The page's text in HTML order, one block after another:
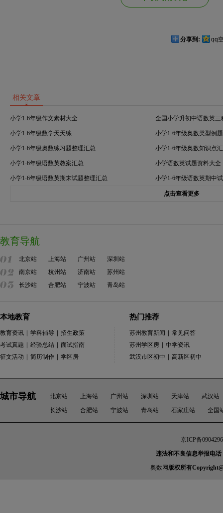
分享到: qq
相关文章
小学1-6年级作文素材大全 全国小学升初中语数英三
小学1-6年级数学天天练 小学1-6年级奥数类型例
小学1-6年级奥数练习题整理汇总 小学1-6年级奥数知识点
小学1-6年级语数英教案汇总 小学语数英试题资料大全
小学1-6年级语数英期末试题整理汇总 小学1-6年级语数英期中
点击查看更多
教育导航
北京站 上海站 广州站
深圳站
南京站
杭州站 济南站
苏州站
长沙站
合肥站 宁波站 青岛站
本地教育
教育资讯 学科辅导
招生政策
考试真题
经验总结
面试指南
征文活动
简历制作 学区房
热门推荐
苏州教育新闻
常见问答
苏州学区房
中学资讯
武汉市区初中
高新区初中
城市导航 北京站 上海站 广州站 深圳站 天津站
武汉站
长沙站
合肥站 宁波站 青岛站 石家庄站 全国
京ICP备
违法和不良信息举报电
奥数网版权所有